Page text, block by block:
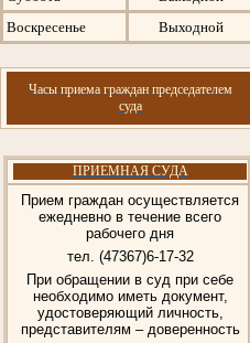
Воскресенье
Выходной
Часы приема граждан председателем
суда
ПРИЕМНАЯ СУДА
Прием граждан осуществляется
ежедневно в течение всего
рабочего дня
тел. (47367)6-17-32
При обращении в суд при себе
необходимо иметь документ,
удостоверяющий личность,
представителям – доверенность